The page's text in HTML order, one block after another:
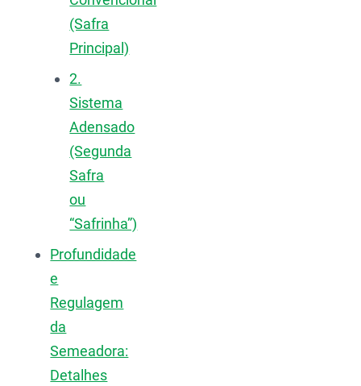
(Safra
Principal)
2.
Sistema
Adensado
(Segunda
Safra
ou
“Safrinha”)
Profundidade
e
Regulagem
da
Semeadora:
Detalhes